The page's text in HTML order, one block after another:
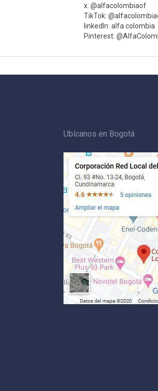
x: @alfacolombiaof
TikTok:
linkedIn: alfa colombia
Pinterest:
Ubícanos en Bogotá